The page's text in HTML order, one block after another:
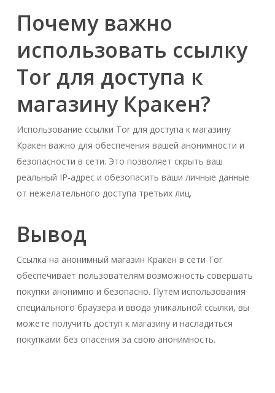
Почему важно
использовать ссылку
Tor для доступа к
магазину Кракен?
Использование ссылки Tor для доступа к магазину
Кракен важно для обеспечения вашей анонимности и
безопасности в сети. Это позволяет скрыть ваш
реальный IP-адрес и обезопасить ваши личные данные
от нежелательного доступа третьих лиц.
Вывод
Ссылка на анонимный магазин Кракен в сети Tor
обеспечивает пользователям возможность совершать
покупки анонимно и безопасно. Путем использования
специального браузера и ввода уникальной ссылки, вы
можете получить доступ к магазину и насладиться
покупками без опасения за свою анонимность.